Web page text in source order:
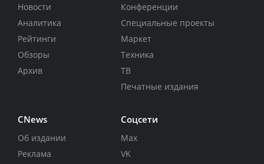
Новости
Аналитика
Рейтинги
Обзоры
Архив
Конференции
Специальные проекты
Маркет
Техника
ТВ
Печатные издания
CNews
Об издании
Реклама
Соцсети
Max
VK